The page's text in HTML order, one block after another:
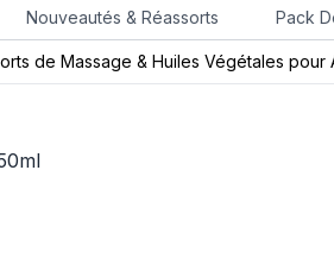
Nouveautés & Réassorts Pack
de Massage & Huiles Végétales pour